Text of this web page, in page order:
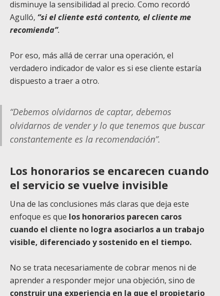
disminuye la sensibilidad al precio. Como recordó
Agulló, “si el cliente está contento, el cliente me
recomienda”.
Por eso, más allá de cerrar una operación, el
verdadero indicador de valor es si ese cliente estaría
dispuesto a traer a otro.
“Debemos olvidarnos de captar, debemos
olvidarnos de vender y lo que tenemos que buscar
constantemente es la recomendación”.
Los honorarios se encarecen cuando
el servicio se vuelve invisible
Una de las conclusiones más claras que deja este
enfoque es que los honorarios parecen caros
cuando el cliente no logra asociarlos a un trabajo
visible, diferenciado y sostenido en el tiempo.
No se trata necesariamente de cobrar menos ni de
aprender a responder mejor una objeción, sino de
construir una experiencia en la que el propietario